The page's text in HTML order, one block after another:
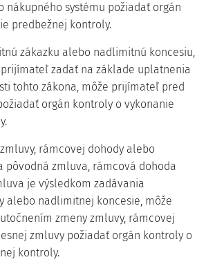
nákupného systému požiadať orgán
predbežnej kontroly.
zákazku alebo nadlimitnú koncesiu,
zadať na základe uplatnenia
tohto zákona, môže prijímateľ pred
orgán kontroly o vykonanie
rámcovej dohody alebo
pôvodná zmluva, rámcová dohoda
je výsledkom zadávania
alebo nadlimitnej koncesie, môže
zmeny zmluvy, rámcovej
zmluvy požiadať orgán kontroly o
kontroly.